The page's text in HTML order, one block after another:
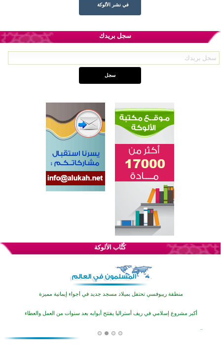
في نشر الألوكة
سجل بريدك
كُتَّاب الألوكة
تيسليتش تختتم برنامجا تعليميا لتعزيز القيم وبناء الشخصية للشباب المسلمين
انطلاق فعاليات "أيام مساجد إستولتس 2026" ببرنامج ديني وثقافي يمتد حتى أغسطس
أكثر من 400 طالب يشاركون في مسابقة المعلومات الإسلامية بأستراليا
افتتاح تاريخي لأول مسجد في بلييفليا بالجبل الأسود منذ أكثر من قرن
منطقة ريبوفسي تحتفل بميلاد مسجد جديد في أجواء إيمانية مميزة
أكبر مشروع إسلامي في ريف أستراليا يفتتح أبوابه بعد سنوات من العمل والعطاء
القرآن والتربية في صدارة البرامج الصيفية للمسلمين في بينزا وساراتوف وموردوفيا هذا العام